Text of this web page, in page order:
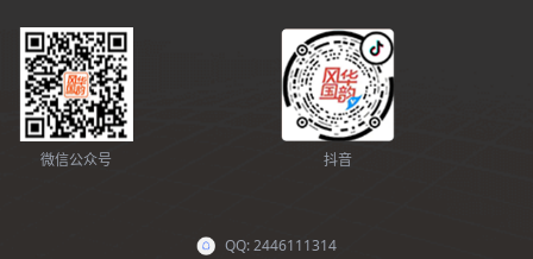
微信公众号 抖音
QQ: 2446111314